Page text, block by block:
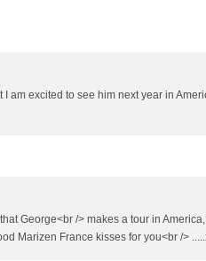
am excited to see him next year in
George<br /> makes a tour in
Marizen France kisses for you<br />